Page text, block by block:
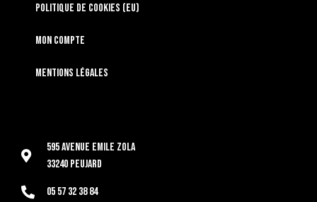
Politique de cookies (EU)
Mon compte
Mentions légales
595 Avenue Emile Zola
33240 Peujard
05 57 32 38 84